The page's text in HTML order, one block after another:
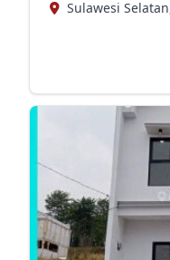
Sulawesi